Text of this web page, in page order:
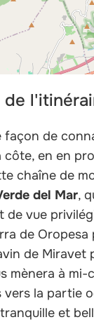
de
façon de
côte, en en
chaîne de
del Mar,
de vue
de
de Miravet
mènera à
la partie
et